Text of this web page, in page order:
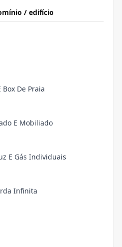
/ edifício
De Praia
E Mobiliado
E Gás Individuais
Infinita